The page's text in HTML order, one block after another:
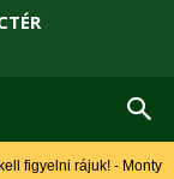
figyelni rájuk! - Monty